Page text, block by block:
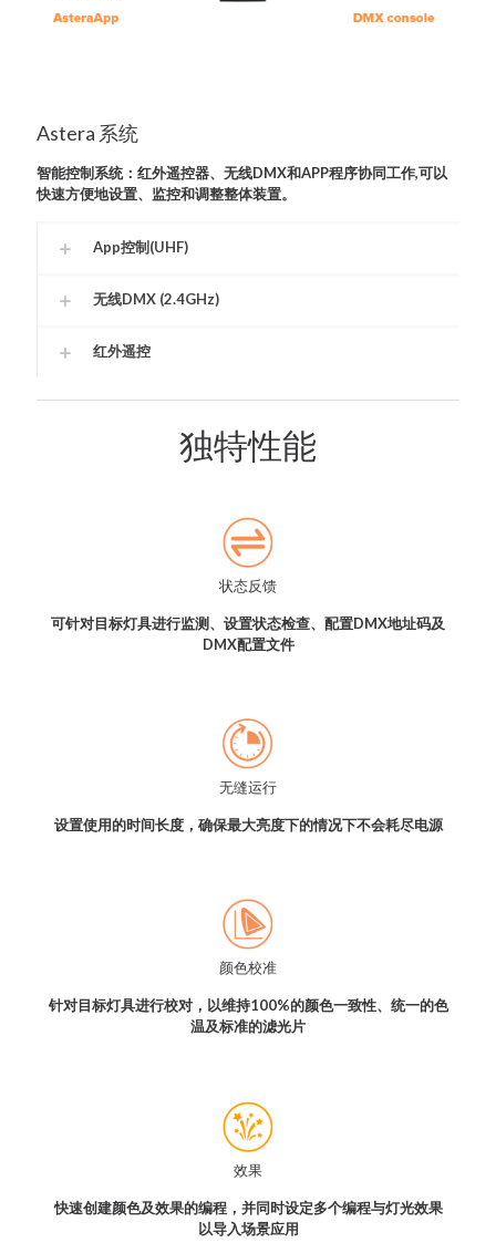
Astera 系统
智能控制系统：红外遥控器、无线DMX和APP程序协同工作,可以
快速方便地设置、监控和调整整体装置。
App控制(UHF)
无线DMX (2.4GHz)
红外遥控
独特性能
状态反馈
可针对目标灯具进行监测、设置状态检查、配置DMX地址码及
DMX配置文件
无缝运行
设置使用的时间长度，确保最大亮度下的情况下不会耗尽电源
颜色校准
针对目标灯具进行校对，以维持100%的颜色一致性、统一的色
温及标准的滤光片
效果
快速创建颜色及效果的编程，并同时设定多个编程与灯光效果
以导入场景应用